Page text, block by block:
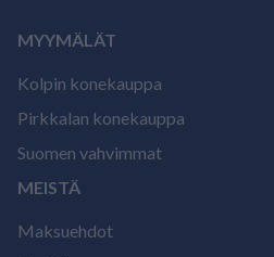
MYYMÄLÄT
Kolpin konekauppa
Pirkkalan konekauppa
Suomen vahvimmat
MEISTÄ
Maksuehdot